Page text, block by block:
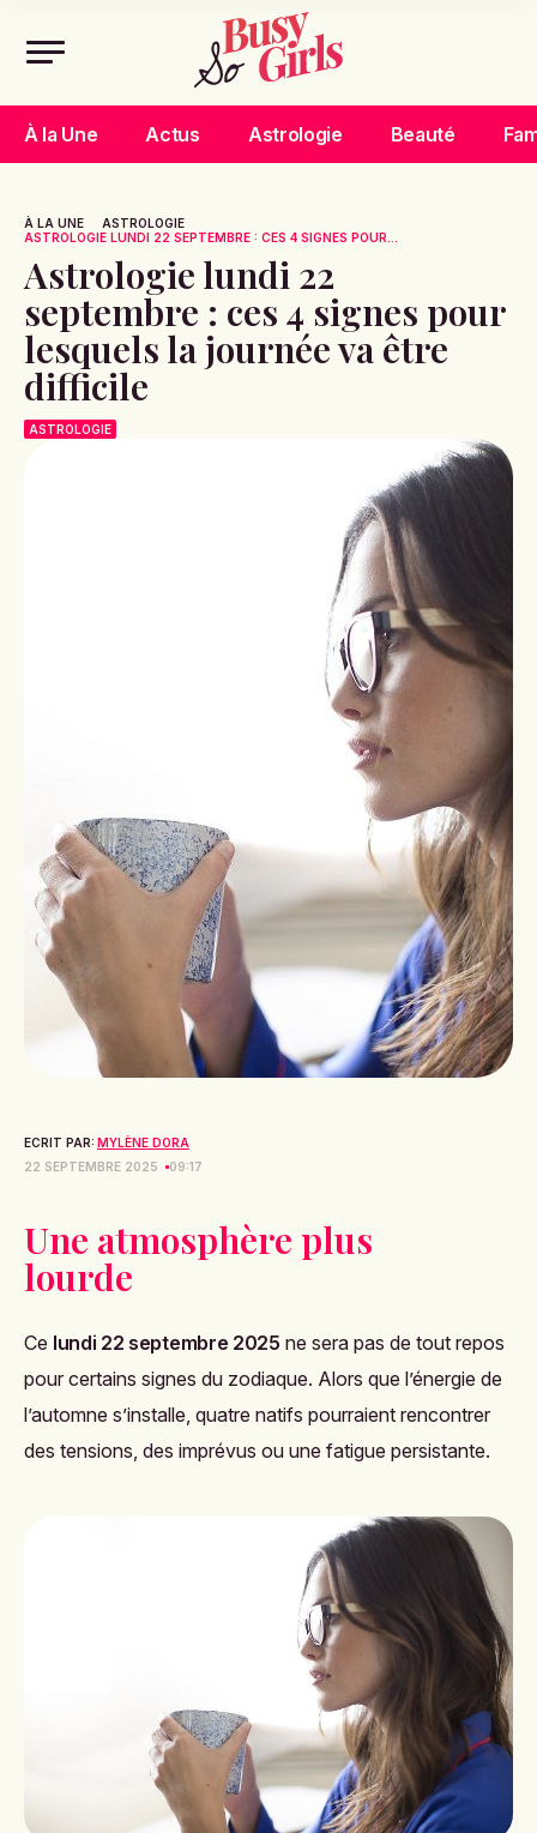
À la Une Actus Astrologie Beauté
À LA UNE
ASTROLOGIE
ASTROLOGIE LUNDI 22 SEPTEMBRE : CES 4 SIGNES POUR...
Astrologie lundi 22
septembre : ces 4 signes pour
lesquels la journée va être
difficile
ASTROLOGIE
ECRIT PAR: MYLÈNE DORA
22 SEPTEMBRE 2025
09:17
Une atmosphère plus
lourde
Ce lundi 22 septembre 2025 ne sera pas de tout repos
pour certains signes du zodiaque. Alors que l’énergie de
l’automne s’installe, quatre natifs pourraient rencontrer
des tensions, des imprévus ou une fatigue persistante.